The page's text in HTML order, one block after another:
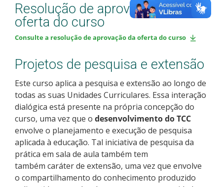
Resolução de aprovação da
oferta do curso
Consulte a resolução de aprovação da oferta do curso
Projetos de pesquisa e extensão
Este curso aplica a pesquisa e extensão ao longo de
todas as suas Unidades Curriculares. Essa interação
dialógica está presente na própria concepção do
curso, uma vez que o desenvolvimento do TCC
envolve o planejamento e execução de pesquisa
aplicada à educação. Tal iniciativa de pesquisa da
prática em sala de aula também tem
também caráter de extensão, uma vez que envolve
o compartilhamento do conhecimento produzido